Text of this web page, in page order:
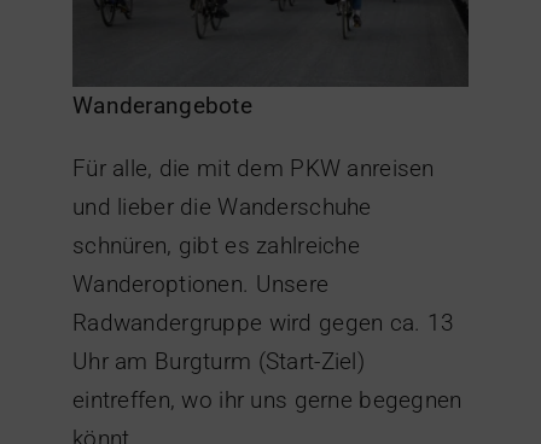
Wanderangebote
Für alle, die mit dem PKW anreisen
und lieber die Wanderschuhe
schnüren, gibt es zahlreiche
Wanderoptionen. Unsere
Radwandergruppe wird gegen ca. 13
Uhr am Burgturm (Start-Ziel)
eintreffen, wo ihr uns gerne begegnen